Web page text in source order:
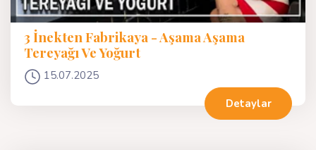
3 İnekten Fabrikaya - Aşama Aşama
Tereyağı Ve Yoğurt
15.07.2025
Detaylar